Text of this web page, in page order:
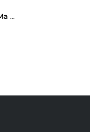
Entre Mes Jours, Ma Poesie